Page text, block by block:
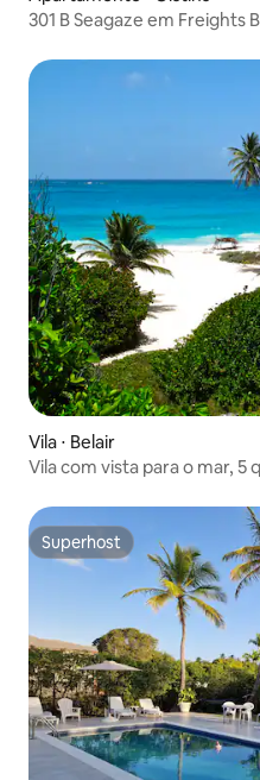
301 B Seagaze em Freights
Vila ⋅ Belair
Vila com vista para o mar, 5
Superhost
Superhost